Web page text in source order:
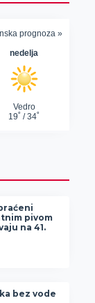
pivom
na 41.
bez vode